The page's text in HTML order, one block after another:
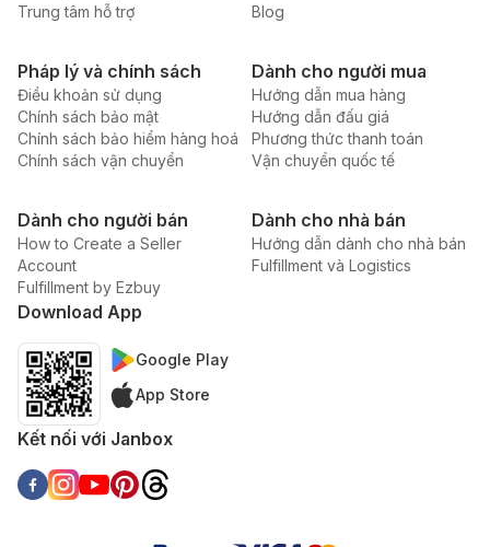
Trung tâm hỗ trợ
Blog
Pháp lý và chính sách
Điều khoản sử dụng
Chính sách bảo mật
Chính sách bảo hiểm hàng hoá
Chính sách vận chuyển
Dành cho người mua
Hướng dẫn mua hàng
Hướng dẫn đấu giá
Phương thức thanh toán
Vận chuyển quốc tế
Dành cho người bán
How to Create a Seller
Account
Fulfillment by Ezbuy
Dành cho nhà bán
Hướng dẫn dành cho nhà bán
Fulfillment và Logistics
Download App
Google Play
App Store
Kết nối với Janbox